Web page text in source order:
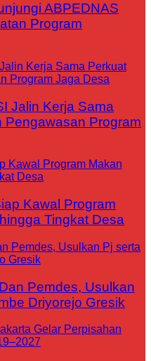
ABPEDNAS
Program
Jalin Kerja Sama
Pengawasan Program
Kawal Program
Tingkat Desa
Pemdes, Usulkan
Driyorejo Gresik